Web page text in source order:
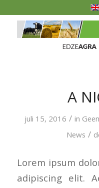
A
juli 15, 2016 / in
News /
Lorem ipsum
adipiscing elit.